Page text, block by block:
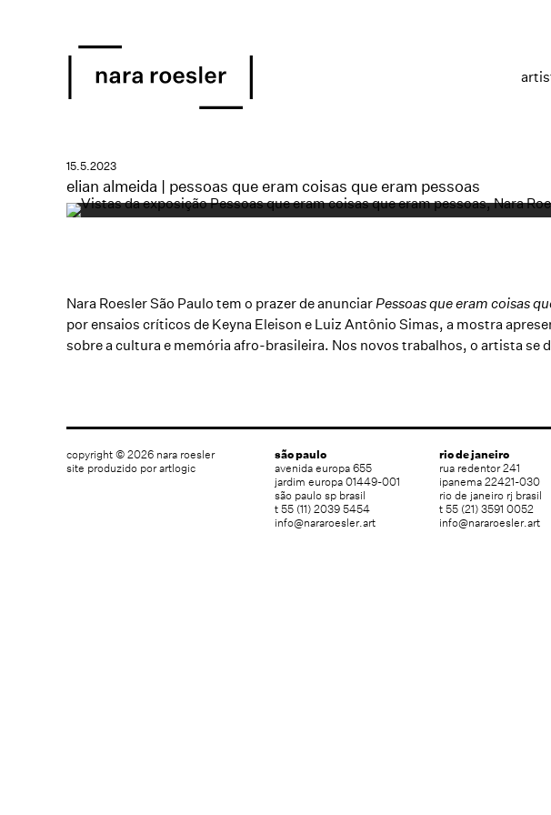
15.5.2023
elian almeida | pessoas que eram coisas que eram pessoas
Nara Roesler São Paulo tem o prazer de anunciarPessoas que eram coisas
por ensaios críticos de Keyna Eleison e Luiz Antônio Simas, a mostra
sobre a cultura e memória afro-brasileira. Nos novos trabalhos, o artista se
rio de janeiro
rua redentor 241
ipanema 22421-030
rio de janeiro rj brasil
t 55 (21) 3591 0052
info@nararoesler.art
são paulo
avenida europa 655
jardim europa 01449-001
são paulo sp brasil
t 55 (11) 2039 5454
info@nararoesler.art
copyright © 2026 nara roesler
site produzido por artlogic